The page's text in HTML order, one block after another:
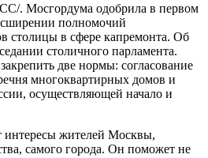
. Мосгордума одобрила в первом
полномочий
столицы в сфере капремонта. Об
столичного парламента.
две нормы: согласование
многоквартирных домов и
осуществляющей начало и
интересы жителей Москвы,
самого города. Он поможет не